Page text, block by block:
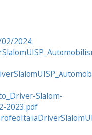
02/2024:
Slalom-
2023.pdf